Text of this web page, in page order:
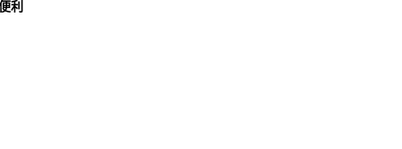
利